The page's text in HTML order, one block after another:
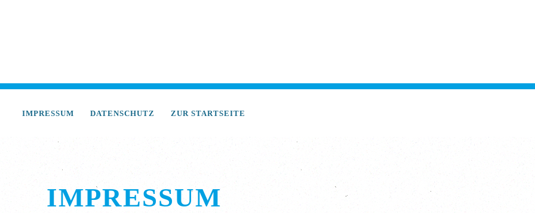
IMPRESSUM DATENSCHUTZ ZUR STARTSEITE
IMPRESSUM